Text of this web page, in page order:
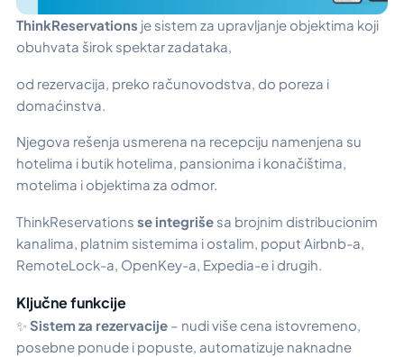
ThinkReservations je sistem za upravljanje objektima koji
obuhvata širok spektar zadataka,
od rezervacija, preko računovodstva, do poreza i
domaćinstva.
Njegova rešenja usmerena na recepciju namenjena su
hotelima i butik hotelima, pansionima i konačištima,
motelima i objektima za odmor.
ThinkReservations se integriše sa brojnim distribucionim
kanalima, platnim sistemima i ostalim, poput Airbnb-a,
RemoteLock-a, OpenKey-a, Expedia-e i drugih.
Ključne funkcije
✨Sistem za rezervacije – nudi više cena istovremeno,
posebne ponude i popuste, automatizuje naknadne